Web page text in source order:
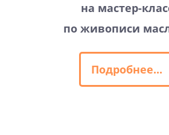
на мастер-
по живописи
Подробнее...